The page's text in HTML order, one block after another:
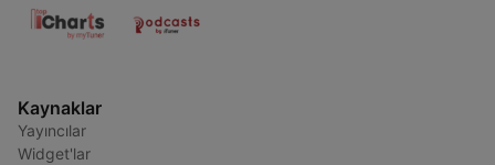
Kaynaklar
Yayıncılar
Widget'lar